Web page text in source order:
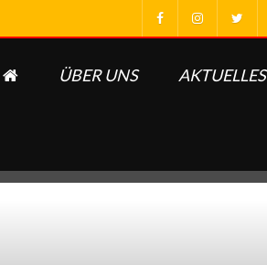
ÜBER UNS AKTUELLES